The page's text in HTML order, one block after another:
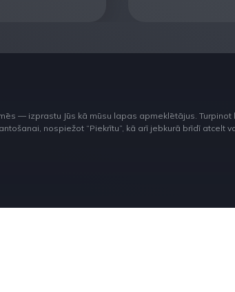
— izprastu Jūs kā mūsu lapas apmeklētājus.
nospiežot “Piekrītu”, kā arī jebkurā brīdī atcelt